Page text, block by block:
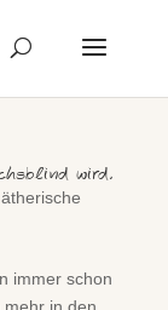
wird.
ätherische
immer schon